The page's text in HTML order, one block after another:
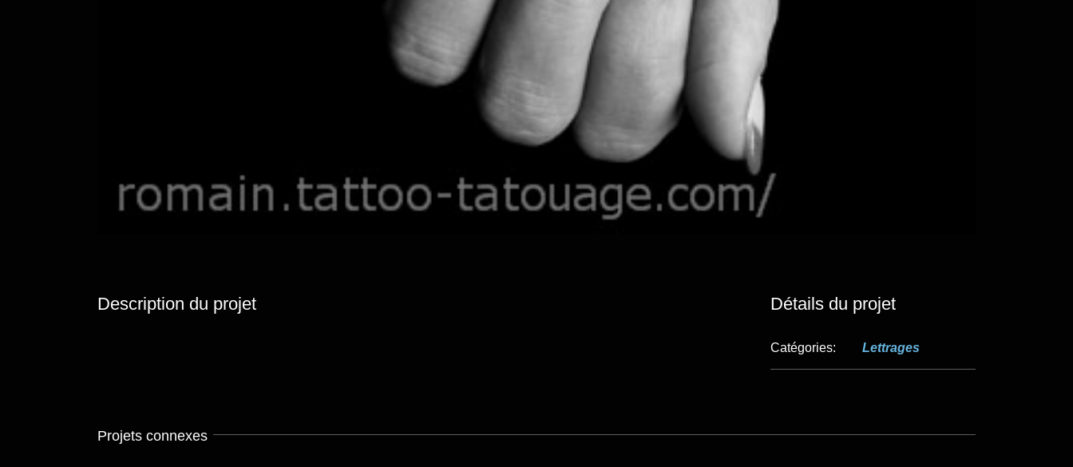
Description du projet Détails du projet
Catégories: Lettrages
Projets connexes